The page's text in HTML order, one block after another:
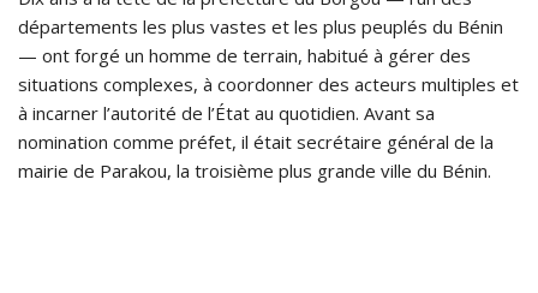
départements les plus vastes et les plus peuplés du Bénin
— ont forgé un homme de terrain, habitué à gérer des
situations complexes, à coordonner des acteurs multiples et
à incarner l’autorité de l’État au quotidien. Avant sa
nomination comme préfet, il était secrétaire général de la
mairie de Parakou, la troisième plus grande ville du Bénin.